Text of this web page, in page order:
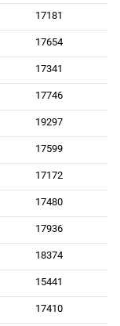
17181
17654
17341
17746
19297
17599
17172
17480
17936
18374
15441
17410